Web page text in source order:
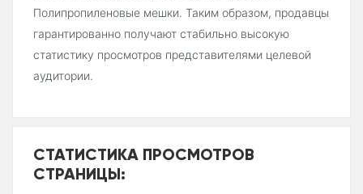
Полипропиленовые мешки. Таким образом, продавцы
гарантированно получают стабильно высокую
статистику просмотров представителями целевой
аудитории.
СТАТИСТИКА ПРОСМОТРОВ
СТРАНИЦЫ: